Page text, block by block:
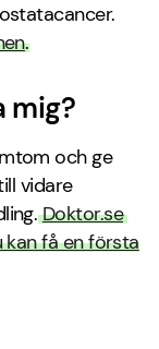
.
mig?
och ge
vidare
Doktor.se
kan få en första